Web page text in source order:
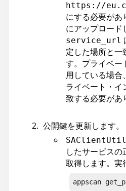
https://
にする必要があ
にアップロード
service_url
定した場所と一
す。プライベー
用している場合、
ライベート・イ
致する必要があ
公開鍵を更新します。
SAClientUtil
したサービスの
取得します。実
appscan